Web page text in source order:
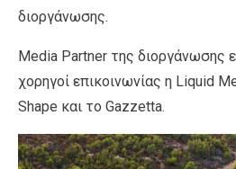
διοργάνωσης.
Media Partner της διοργάνωσης
χορηγοί επικοινωνίας η Liquid
Shape και το Gazzetta.